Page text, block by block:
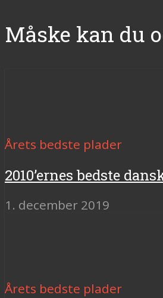
Måske kan du
Årets bedste plader
2010’ernes bedste
1. december 2019
Årets bedste plader